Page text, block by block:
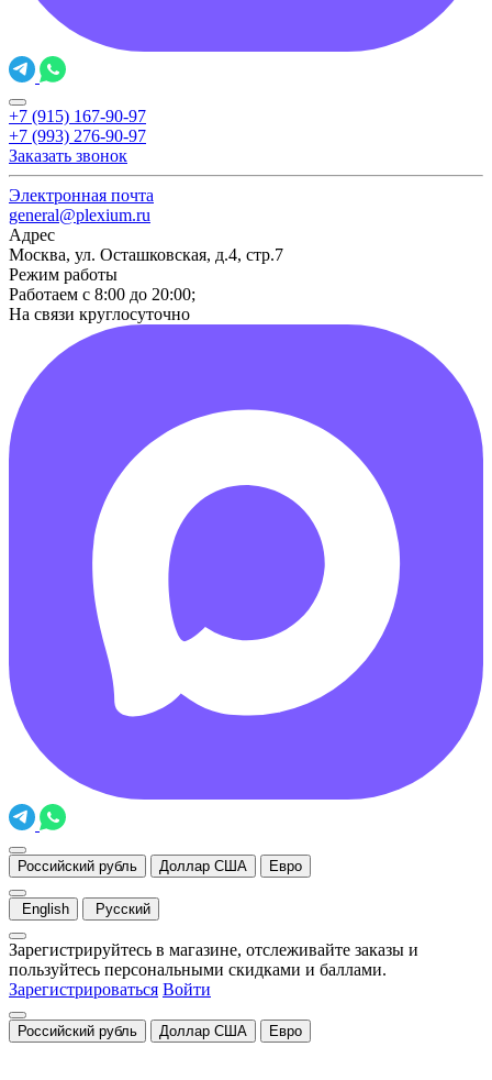
+7 (915) 167-90-97
+7 (993) 276-90-97
Заказать звонок
Электронная почта
general@plexium.ru
Адрес
Москва, ул. Осташковская, д.4, стр.7
Режим работы
Работаем с 8:00 до 20:00;
На связи круглосуточно
Российский рубль Доллар США Евро
English Русский
Зарегистрируйтесь в магазине, отслеживайте заказы и
пользуйтесь персональными скидками и баллами.
Зарегистрироваться Войти
Российский рубль Доллар США Евро